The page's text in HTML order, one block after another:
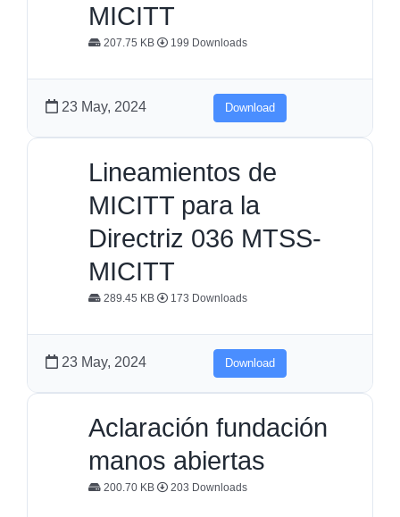
MICITT
207.75 KB 199 Downloads
23 May, 2024 Download
Lineamientos de
MICITT para la
Directriz 036 MTSS-
MICITT
289.45 KB 173 Downloads
23 May, 2024 Download
Aclaración fundación
manos abiertas
200.70 KB 203 Downloads